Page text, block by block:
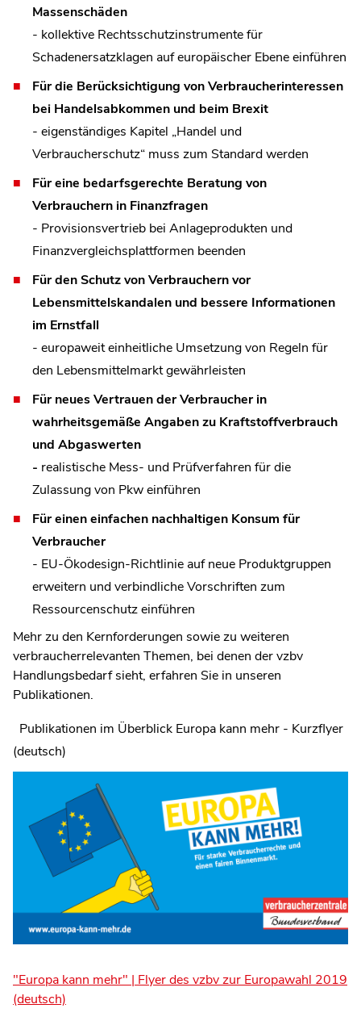
Massenschäden
- kollektive Rechtsschutzinstrumente für
Schadenersatzklagen auf europäischer Ebene einführen
Für die Berücksichtigung von Verbraucherinteressen
bei Handelsabkommen und beim Brexit
- eigenständiges Kapitel „Handel und
Verbraucherschutz“ muss zum Standard werden
Für eine bedarfsgerechte Beratung von
Verbrauchern in Finanzfragen
- Provisionsvertrieb bei Anlageprodukten und
Finanzvergleichsplattformen beenden
Für den Schutz von Verbrauchern vor
Lebensmittelskandalen und bessere Informationen
im Ernstfall
- europaweit einheitliche Umsetzung von Regeln für
den Lebensmittelmarkt gewährleisten
Für neues Vertrauen der Verbraucher in
wahrheitsgemäße Angaben zu Kraftstoffverbrauch
und Abgaswerten
- realistische Mess- und Prüfverfahren für die
Zulassung von Pkw einführen
Für einen einfachen nachhaltigen Konsum für
Verbraucher
- EU-Ökodesign-Richtlinie auf neue Produktgruppen
erweitern und verbindliche Vorschriften zum
Ressourcenschutz einführen
Mehr zu den Kernforderungen sowie zu weiteren
verbraucherrelevanten Themen, bei denen der vzbv
Handlungsbedarf sieht, erfahren Sie in unseren
Publikationen.
Publikationen im Überblick Europa kann mehr - Kurzflyer
(deutsch)
"Europa kann mehr" | Flyer des vzbv zur Europawahl 2019
(deutsch)